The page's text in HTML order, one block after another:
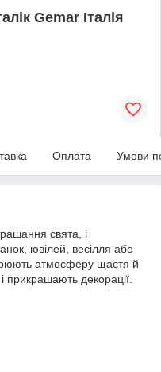
Gemar Італія
Оплата Умови
свята, і
ювілей, весілля або
атмосферу щастя й
прикрашають декорації.